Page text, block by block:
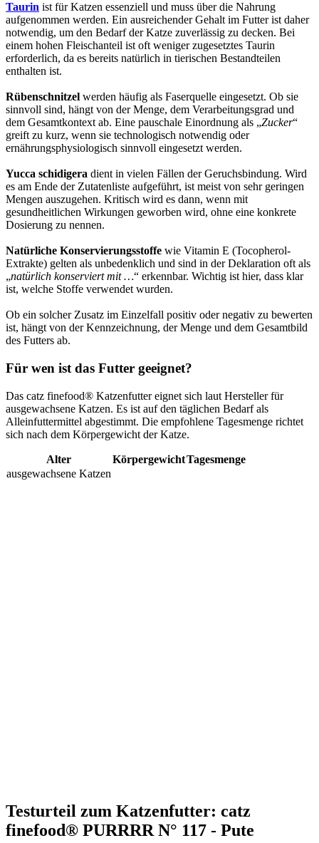
Taurin ist für Katzen essenziell und muss über die Nahrung
aufgenommen werden. Ein ausreichender Gehalt im Futter ist daher
notwendig, um den Bedarf der Katze zuverlässig zu decken. Bei
einem hohen Fleischanteil ist oft weniger zugesetztes Taurin
erforderlich, da es bereits natürlich in tierischen Bestandteilen
enthalten ist.
Rübenschnitzel werden häufig als Faserquelle eingesetzt. Ob sie
sinnvoll sind, hängt von der Menge, dem Verarbeitungsgrad und
dem Gesamtkontext ab. Eine pauschale Einordnung als „Zucker“
greift zu kurz, wenn sie technologisch notwendig oder
ernährungsphysiologisch sinnvoll eingesetzt werden.
Yucca schidigera dient in vielen Fällen der Geruchsbindung. Wird
es am Ende der Zutatenliste aufgeführt, ist meist von sehr geringen
Mengen auszugehen. Kritisch wird es dann, wenn mit
gesundheitlichen Wirkungen geworben wird, ohne eine konkrete
Dosierung zu nennen.
Natürliche Konservierungsstoffe wie Vitamin E (Tocopherol-
Extrakte) gelten als unbedenklich und sind in der Deklaration oft als
„natürlich konserviert mit …“ erkennbar. Wichtig ist hier, dass klar
ist, welche Stoffe verwendet wurden.
Ob ein solcher Zusatz im Einzelfall positiv oder negativ zu bewerten
ist, hängt von der Kennzeichnung, der Menge und dem Gesamtbild
des Futters ab.
Für wen ist das Futter geeignet?
Das catz finefood® Katzenfutter eignet sich laut Hersteller für
ausgewachsene Katzen. Es ist auf den täglichen Bedarf als
Alleinfuttermittel abgestimmt. Die empfohlene Tagesmenge richtet
sich nach dem Körpergewicht der Katze.
Alter KörpergewichtTagesmenge
ausgewachsene Katzen
Testurteil zum Katzenfutter: catz
finefood® PURRRR N° 117 - Pute